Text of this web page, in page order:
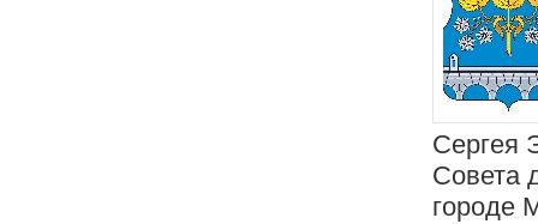
Сергея
Совета
городе